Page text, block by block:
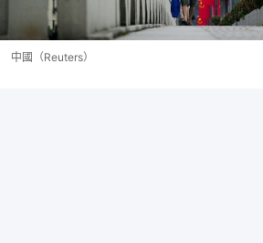
中國（Reuters）